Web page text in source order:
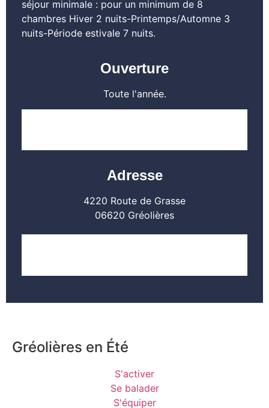
séjour minimale : pour un minimum de 8
chambres Hiver 2 nuits-Printemps/Automne 3
nuits-Période estivale 7 nuits.
Ouverture
Toute l'année.
Adresse
4220 Route de Grasse
06620 Gréolières
Gréolières en Été
S'activer
Se balader
S'équiper